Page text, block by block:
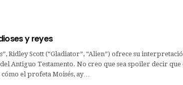
y reyes
Ridley Scott (“Gladiator”, “Alien”) ofrece su
Antiguo Testamento. No creo que sea spoiler decir que
el profeta Moisés, ay…